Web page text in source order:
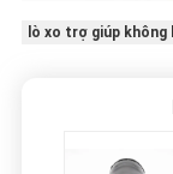
lò xo trợ giúp không